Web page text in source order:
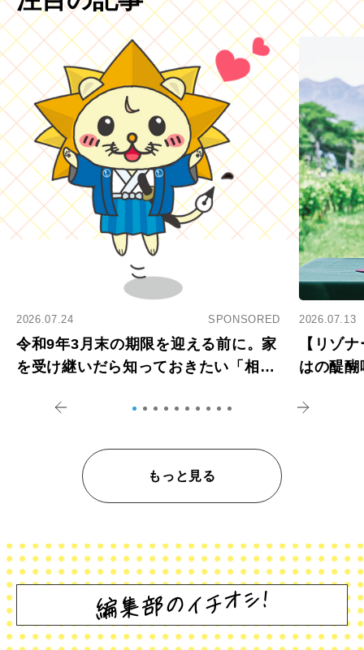
2026.07.24 SPONSORED
令和9年3月末の期限を迎える前に。家
を受け継いだら知っておきたい「相続
2026.07.13
【リゾ
はの醍
もっと見る